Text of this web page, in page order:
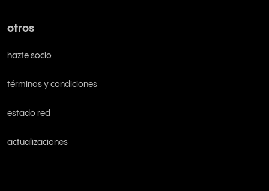
otros
hazte socio
términos y condiciones
estado red
actualizaciones